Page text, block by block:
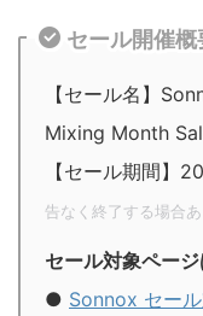
セール開催概
【セール名】
Mixing Month
【セール期間】
告なく終了する場合あ
セール対象ペー
● Sonnox セー